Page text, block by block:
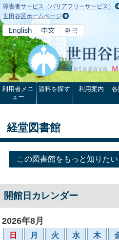
本文へ
障害者サービス（バリアフリーサービス）
世田谷区ホームページ
利用者メニ
ュー
資料を探す 利用案内
経堂図書館
この図書館をもっと知りたい
開館日カレンダー
2026年8月
日 月 火 水 木